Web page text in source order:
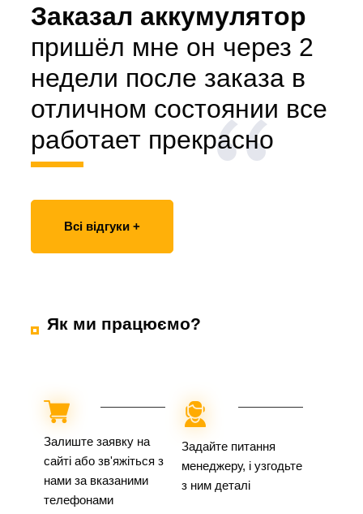
Заказал аккумулятор
пришёл мне он через 2
недели после заказа в
отличном состоянии все
работает прекрасно
Всі відгуки +
Як ми працюємо?
Залиште заявку на
сайті або зв'яжіться з
нами за вказаними
телефонами
Задайте питання
менеджеру, і узгодьте
з ним деталі